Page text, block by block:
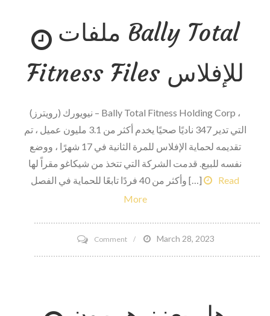
ملفات Bally Total
Fitness Files للإفلاس
نيويورك (رويترز) – Bally Total Fitness Holding Corp ،
التي تدير 347 ناديًا صحيًا يخدم أكثر من 3.1 مليون عميل ، تم
تقديمه لحماية الإفلاس للمرة الثانية في 17 شهرًا ، ووضع
نفسه للبيع. قدمت الشركة التي تتخذ من شيكاغو مقراً لها
وأكثر من 40 فردًا تابعًا للحماية في الفصل […]
Read
More
Commenton
ملفات
March 28, 2023